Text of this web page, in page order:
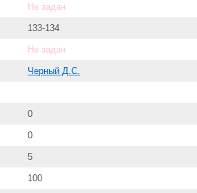
Не задан
133-134
Не задан
Черный Д.С.
0
0
5
100